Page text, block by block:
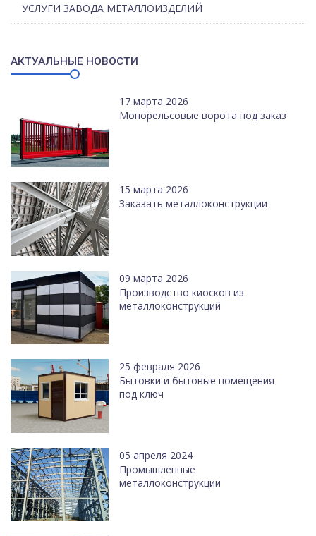
УСЛУГИ ЗАВОДА МЕТАЛЛОИЗДЕЛИЙ
АКТУАЛЬНЫЕ НОВОСТИ
17 марта 2026
Монорельсовые ворота под заказ
15 марта 2026
Заказать металлоконструкции
09 марта 2026
Производство киосков из
металлоконструкций
25 февраля 2026
Бытовки и бытовые помещения
под ключ
05 апреля 2024
Промышленные
металлоконструкции